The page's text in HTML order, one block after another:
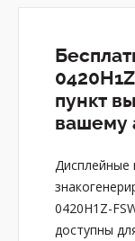
пункт
вашему
Дисплейные
0420H1Z-
доступны